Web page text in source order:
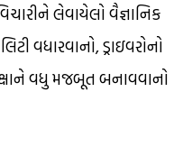
લેવાયેલો વૈજ્ઞાનિક
વધારવાનો, ડ્રાઇવરોનો
વધુ મજબૂત બનાવવાનો